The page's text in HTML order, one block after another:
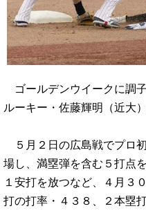
ゴールデンウイークに調
ルーキー・佐藤輝明（近大）
５月２日の広島戦でプロ
場し、満塁弾を含む５打点
１安打を放つなど、４月３
打の打率・４３８、２本塁